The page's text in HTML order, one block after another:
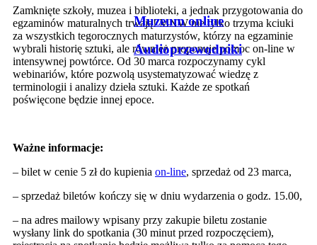
Muzeum online
Audioprzewodniki
Zamknięte szkoły, muzea i biblioteki, a jednak przygotowania do
egzaminów maturalnych trwają! MNW nie tylko trzyma kciuki
za wszystkich tegorocznych maturzystów, którzy na egzaminie
wybrali historię sztuki, ale również proponuje pomoc on-line w
intensywnej powtórce. Od 30 marca rozpoczynamy cykl
webinariów, które pozwolą usystematyzować wiedzę z
terminologii i analizy dzieła sztuki. Każde ze spotkań
poświęcone będzie innej epoce.
Ważne informacje:
– bilet w cenie 5 zł do kupienia on-line, sprzedaż od 23 marca,
– sprzedaż biletów kończy się w dniu wydarzenia o godz. 15.00,
– na adres mailowy wpisany przy zakupie biletu zostanie
wysłany link do spotkania (30 minut przed rozpoczęciem),